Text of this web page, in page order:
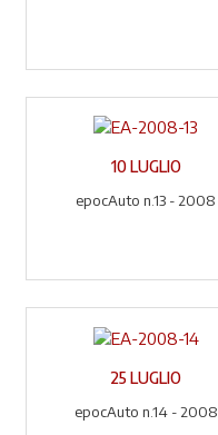
10 LUGLIO
epocAuto n.13 - 2008
25 LUGLIO
epocAuto n.14 - 2008